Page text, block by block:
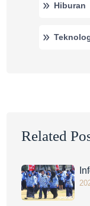
Hiburan
Related